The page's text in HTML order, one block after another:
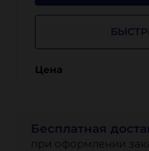
Цена
Бесплатная
при оформлении